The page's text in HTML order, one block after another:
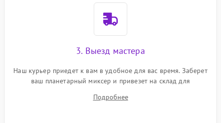
3. Выезд мастера
Наш курьер приедет к вам в удобное для вас время. Заберет
ваш планетарный миксер и привезет на склад для
Подробнее